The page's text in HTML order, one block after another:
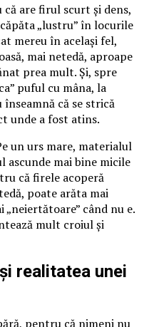
că are firul scurt și dens,
„lustru” în locurile
mereu în același fel,
mai netedă, aproape
prea mult. Și, spre
puful cu mâna, la
înseamnă că se strică
unde a fost atins.
un urs mare, materialul
mai bine micile
că firele acoperă
poate arăta mai
„neiertătoare” când nu e.
mult croiul și
realitatea unei
pentru că nimeni nu